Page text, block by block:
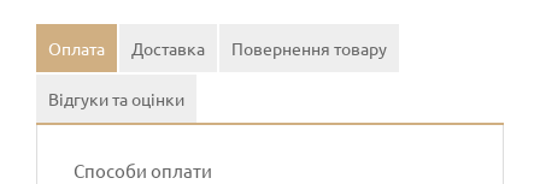
Оплата Доставка Повернення товару
Відгуки та оцінки
Способи оплати